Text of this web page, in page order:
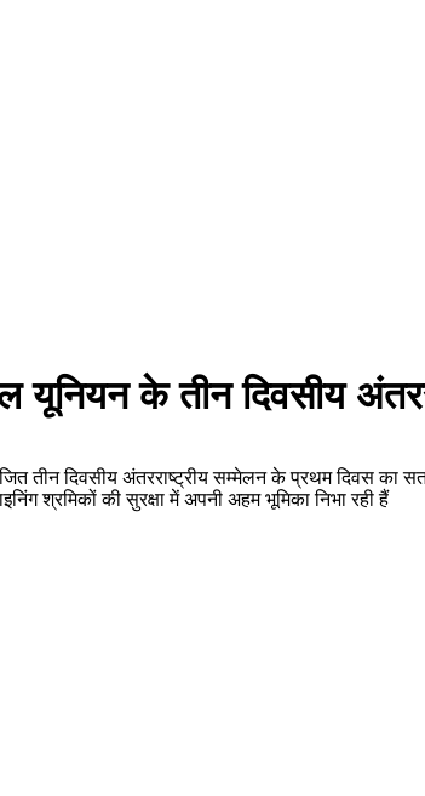
के तीन दिवसीय
तीन दिवसीय अंतरराष्ट्रीय सम्मेलन के प्रथम दिवस का
श्रमिकों की सुरक्षा में अपनी अहम भूमिका निभा रही हैं